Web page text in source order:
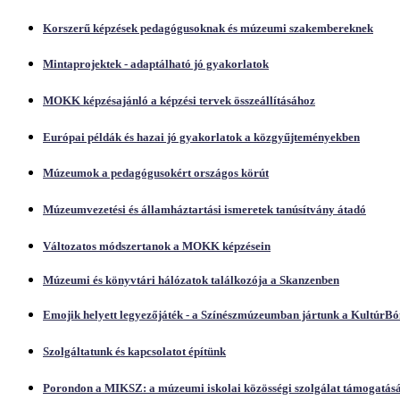
Korszerű képzések pedagógusoknak és múzeumi szakembereknek
Mintaprojektek - adaptálható jó gyakorlatok
MOKK képzésajánló a képzési tervek összeállításához
Európai példák és hazai jó gyakorlatok a közgyűjteményekben
Múzeumok a pedagógusokért országos körút
Múzeumvezetési és államháztartási ismeretek tanúsítvány átadó
Változatos módszertanok a MOKK képzésein
Múzeumi és könyvtári hálózatok találkozója a Skanzenben
Emojik helyett legyezőjáték - a Színészmúzeumban jártunk a
Szolgáltatunk és kapcsolatot építünk
Porondon a MIKSZ: a múzeumi iskolai közösségi szolgálat